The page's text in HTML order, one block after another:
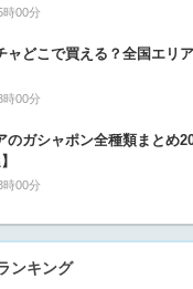
時00分
ャどこで買える？全国エリ
時00分
のガシャポン全種類まとめ
時00分
ンキング